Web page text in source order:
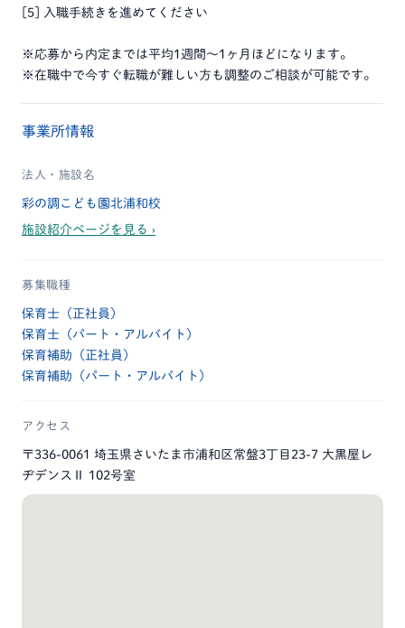
[5] 入職手続きを進めてください
※応募から内定までは平均1週間～1ヶ月ほどになります。
※在職中で今すぐ転職が難しい方も調整のご相談が可能です。
事業所情報
法人・施設名
彩の調こども園北浦和校
施設紹介ページを見る ›
募集職種
保育士（正社員）
保育士（パート・アルバイト）
保育補助（正社員）
保育補助（パート・アルバイト）
アクセス
〒336-0061 埼玉県さいたま市浦和区常盤3丁目23-7 大黒屋レ
ヂデンスⅡ 102号室